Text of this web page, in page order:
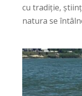
cu tradiție,
natura se